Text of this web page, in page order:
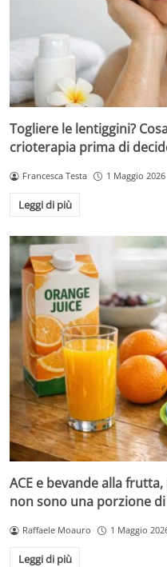
Togliere le lentiggini?
crioterapia prima di
Francesca Testa 1 Maggio 2026
Leggi di più
ACE e bevande alla
non sono una porzione
Raffaele Moauro 1 Maggio
Leggi di più